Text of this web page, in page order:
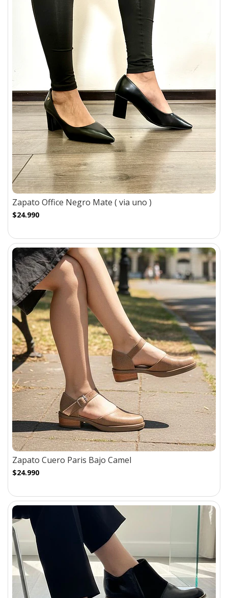
Zapato Office Negro Mate ( via uno )
$24.990
Zapato Cuero Paris Bajo Camel
$24.990